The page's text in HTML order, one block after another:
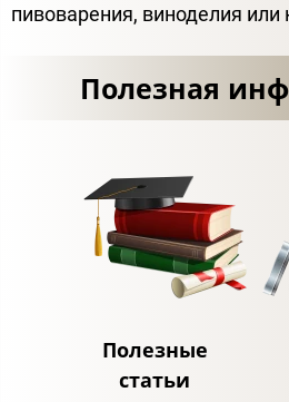
пивоварения, виноделия или
Полезная
Полезные
статьи